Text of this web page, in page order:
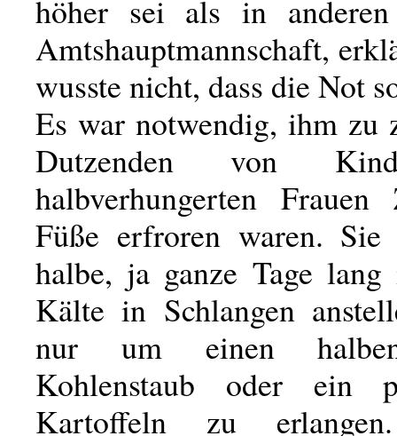
höher sei als in
Amtshauptmannschaft,
wusste nicht, dass die Not
Es war notwendig, ihm zu
Dutzenden von
halbverhungerten
Füße erfroren waren. Sie
halbe, ja ganze Tage lang
Kälte in Schlangen
nur um einen
Kohlenstaub oder ein
Kartoffeln zu